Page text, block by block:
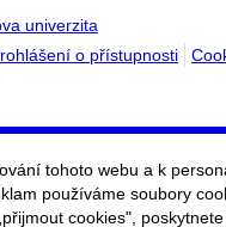
univerzita
o přístupnosti
tohoto webu a k
používáme soubory
cookies",